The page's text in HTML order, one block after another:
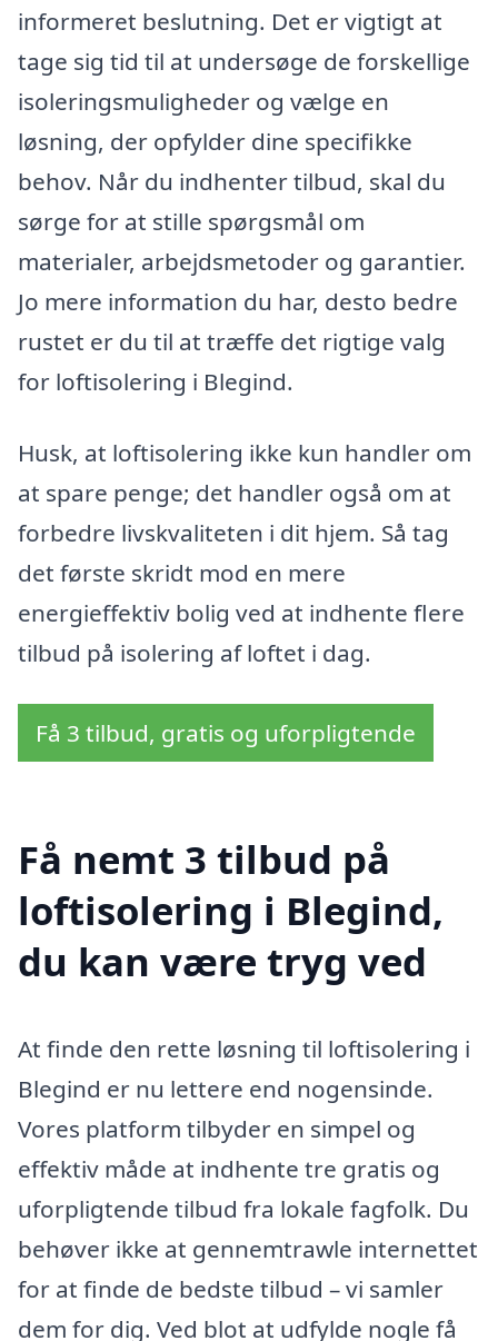
informeret beslutning. Det er vigtigt at
tage sig tid til at undersøge de forskellige
isoleringsmuligheder og vælge en
løsning, der opfylder dine specifikke
behov. Når du indhenter tilbud, skal du
sørge for at stille spørgsmål om
materialer, arbejdsmetoder og garantier.
Jo mere information du har, desto bedre
rustet er du til at træffe det rigtige valg
for loftisolering i Blegind.
Husk, at loftisolering ikke kun handler om
at spare penge; det handler også om at
forbedre livskvaliteten i dit hjem. Så tag
det første skridt mod en mere
energieffektiv bolig ved at indhente flere
tilbud på isolering af loftet i dag.
Få 3 tilbud, gratis og uforpligtende
Få nemt 3 tilbud på
loftisolering i Blegind,
du kan være tryg ved
At finde den rette løsning til loftisolering i
Blegind er nu lettere end nogensinde.
Vores platform tilbyder en simpel og
effektiv måde at indhente tre gratis og
uforpligtende tilbud fra lokale fagfolk. Du
behøver ikke at gennemtrawle internettet
for at finde de bedste tilbud – vi samler
dem for dig. Ved blot at udfylde nogle få